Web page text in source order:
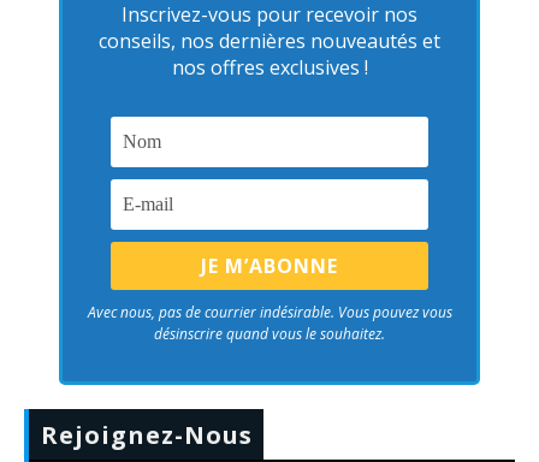
Inscrivez-vous pour recevoir nos
conseils, nos dernières nouveautés et
nos offres exclusives !
Avec nous, pas de courrier indésirable. Vous pouvez vous
désinscrire quand vous le souhaitez.
Rejoignez-Nous